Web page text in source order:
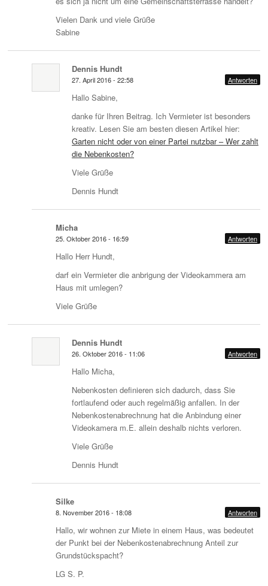
Vielen Dank und viele Grüße
Sabine
Dennis Hundt
27. April 2016 - 22:58 Antworten
Hallo Sabine,
danke für Ihren Beitrag. Ich Vermieter ist besonders
kreativ. Lesen Sie am besten diesen Artikel hier:
Garten nicht oder von einer Partei nutzbar – Wer zahlt
die Nebenkosten?
Viele Grüße
Dennis Hundt
Micha
25. Oktober 2016 - 16:59 Antworten
Hallo Herr Hundt,
darf ein Vermieter die anbrigung der Videokammera am
Haus mit umlegen?
Viele Grüße
Dennis Hundt
26. Oktober 2016 - 11:06 Antworten
Hallo Micha,
Nebenkosten definieren sich dadurch, dass Sie
fortlaufend oder auch regelmäßig anfallen. In der
Nebenkostenabrechnung hat die Anbindung einer
Videokamera m.E. allein deshalb nichts verloren.
Viele Grüße
Dennis Hundt
Silke
8. November 2016 - 18:08 Antworten
Hallo, wir wohnen zur Miete in einem Haus, was bedeutet
der Punkt bei der Nebenkostenabrechnung Anteil zur
Grundstückspacht?
LG S. P.